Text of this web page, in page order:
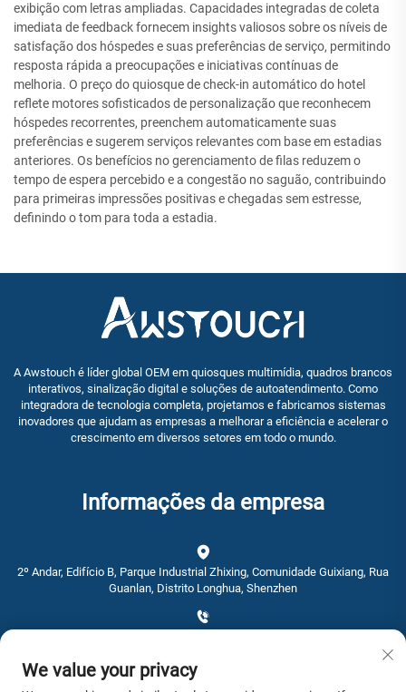
exibição com letras ampliadas. Capacidades integradas de coleta
imediata de feedback fornecem insights valiosos sobre os níveis de
satisfação dos hóspedes e suas preferências de serviço, permitindo
resposta rápida a preocupações e iniciativas contínuas de
melhoria. O preço do quiosque de check-in automático do hotel
reflete motores sofisticados de personalização que reconhecem
hóspedes recorrentes, preenchem automaticamente suas
preferências e sugerem serviços relevantes com base em estadias
anteriores. Os benefícios no gerenciamento de filas reduzem o
tempo de espera percebido e a congestão no saguão, contribuindo
para primeiras impressões positivas e chegadas sem estresse,
definindo o tom para toda a estadia.
A Awstouch é líder global OEM em quiosques multimídia, quadros brancos
interativos, sinalização digital e soluções de autoatendimento. Como
integradora de tecnologia completa, projetamos e fabricamos sistemas
inovadores que ajudam as empresas a melhorar a eficiência e acelerar o
crescimento em diversos setores em todo o mundo.
Informações da empresa
2º Andar, Edifício B, Parque Industrial Zhixing, Comunidade Guixiang, Rua
Guanlan, Distrito Longhua, Shenzhen
[email protected]
We value your privacy